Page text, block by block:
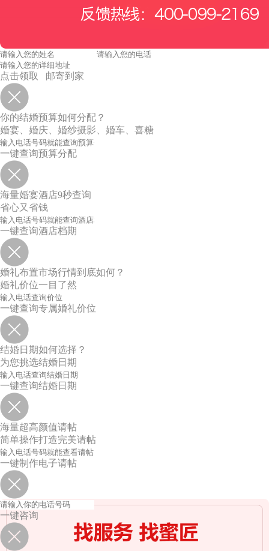
点击领取 邮寄到家
你的结婚预算如何分配？
婚宴、婚庆、婚纱摄影、婚车、喜糖
一键查询预算分配
海量婚宴酒店9秒查询
省心又省钱
一键查询酒店档期
婚礼布置市场行情到底如何？
婚礼价位一目了然
一键查询专属婚礼价位
结婚日期如何选择？
为您挑选结婚日期
一键查询结婚日期
海量超高颜值请帖
简单操作打造完美请帖
一键制作电子请帖
一键咨询